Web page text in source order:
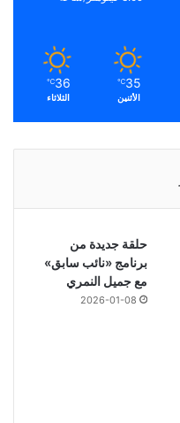
35
℃
الأثنين
36
℃
الثلاثاء
حلقة جديدة من
برنامج «نائب سابق»
مع جميل النمري
2026-01-08